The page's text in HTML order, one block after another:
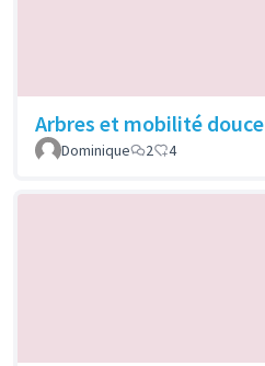
Arbres et mobilité douce
Dominique 2 4